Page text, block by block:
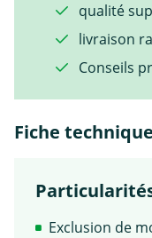
qualité
livraison
Conseils
Fiche technique
Exclusion de